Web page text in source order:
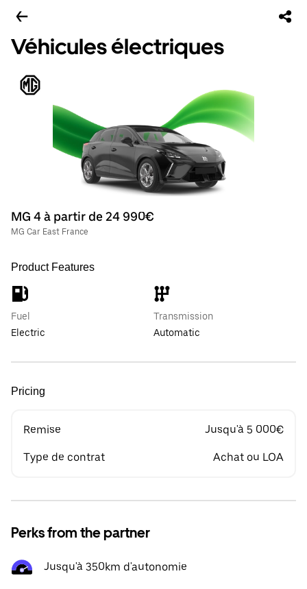
Véhicules électriques
MG 4 à partir de 24 990€
MG Car East France
Product Features
Fuel
Electric
Transmission
Automatic
Pricing
Remise Jusqu'à 5 000€
Type de contrat Achat ou LOA
Perks from the partner
Jusqu'à 350km d'autonomie